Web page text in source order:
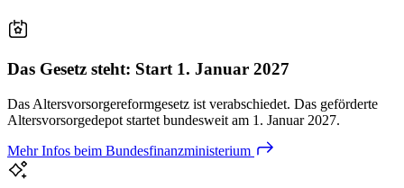
Das Gesetz steht: Start 1. Januar 2027
Das Altersvorsorgereformgesetz ist verabschiedet. Das geförderte
Altersvorsorgedepot startet bundesweit am 1. Januar 2027.
Mehr Infos beim Bundesfinanzministerium